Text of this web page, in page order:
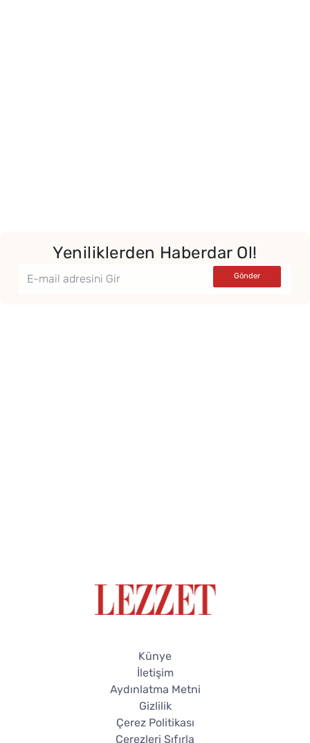
Yeniliklerden Haberdar Ol!
Künye
İletişim
Aydınlatma Metni
Gizlilik
Çerez Politikası
Çerezleri Sıfırla